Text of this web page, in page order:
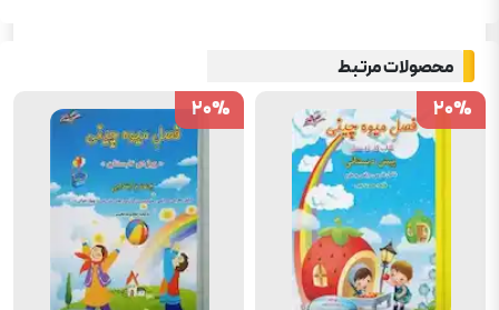
محصولات مرتبط
20%
20%
20%
20%